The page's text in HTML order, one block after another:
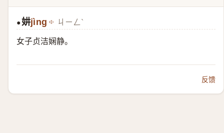
●妌jìng ㄐㄧㄥˋ
女子贞洁娴静。
反馈